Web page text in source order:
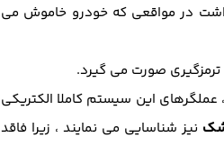
در مواقعی که خودرو خاموش می
صورت می گیرد.
این سیستم کاملا الکتریکی
نیز شناسایی می نمایند ، زیرا فاقد